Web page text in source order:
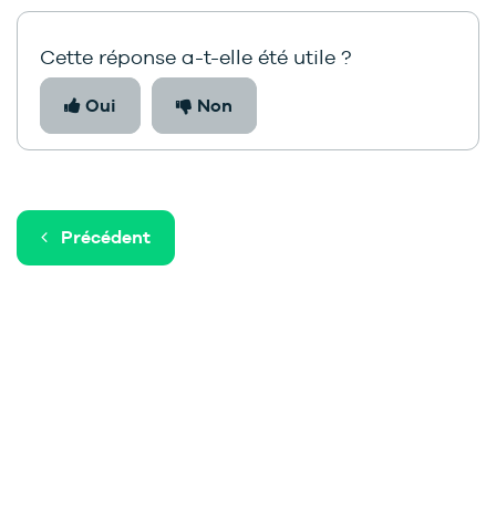
Cette réponse a-t-elle été utile ?
Oui Non
Précédent